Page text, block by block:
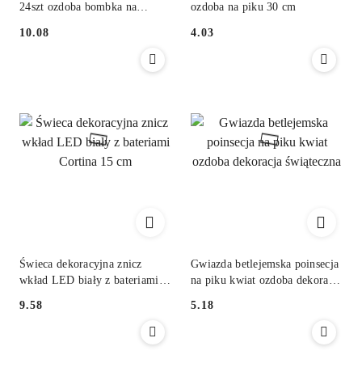
24szt ozdoba bombka na
Cena:
10.08
ozdoba na piku 30 cm
Cena:
4.03
Świeca dekoracyjna znicz
wkład LED biały z bateriami
Cena:
9.58
Gwiazda betlejemska poinsecja
na piku kwiat ozdoba dekoracja
Cena:
5.18